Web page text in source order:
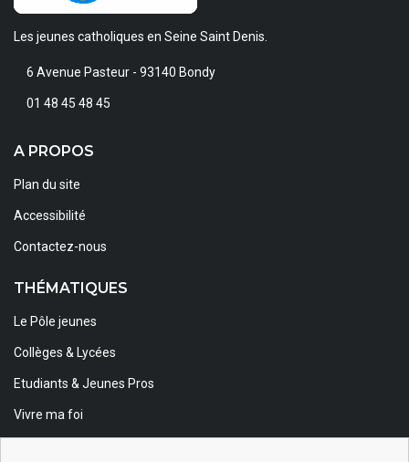
Les jeunes catholiques en Seine Saint Denis.
6 Avenue Pasteur - 93140 Bondy
01 48 45 48 45
A PROPOS
Plan du site
Accessibilité
Contactez-nous
THÉMATIQUES
Le Pôle jeunes
Collèges & Lycées
Etudiants & Jeunes Pros
Vivre ma foi